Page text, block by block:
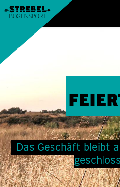
Das Geschäft bleibt